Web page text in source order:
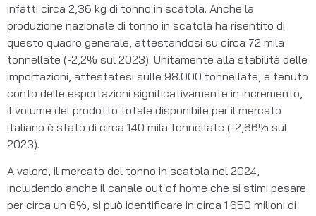
infatti circa 2,36 kg di tonno in scatola. Anche la
produzione nazionale di tonno in scatola ha risentito di
questo quadro generale, attestandosi su circa 72 mila
tonnellate (-2,2% sul 2023). Unitamente alla stabilità delle
importazioni, attestatesi sulle 98.000 tonnellate, e tenuto
conto delle esportazioni significativamente in incremento,
il volume del prodotto totale disponibile per il mercato
italiano è stato di circa 140 mila tonnellate (-2,66% sul
2023).
A valore, il mercato del tonno in scatola nel 2024,
includendo anche il canale out of home che si stimi pesare
per circa un 6%, si può identificare in circa 1.650 milioni di